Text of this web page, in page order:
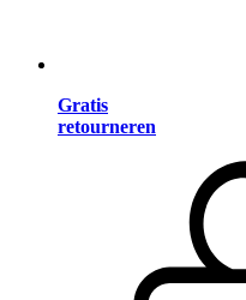
Gratis
retourneren